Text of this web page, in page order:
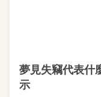
夢見失竊代表什
示